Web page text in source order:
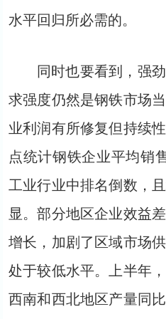
水平回归所必需的。
同时也要看到，强
求强度仍然是钢铁市场
业利润有所修复但持续
点统计钢铁企业平均销
工业行业中排名倒数，
显。部分地区企业效益
增长，加剧了区域市场
处于较低水平。上半年
西南和西北地区产量同